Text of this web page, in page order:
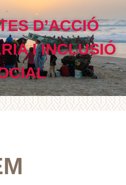
D’ACCIÓ
I INCLUSIÓ